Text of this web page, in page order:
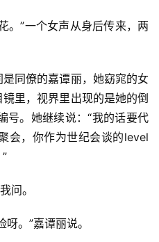
。”一个女声从身后传来，两
同僚的嘉谭丽，她窈窕的女
里，视界里出现的是她的倒
号。她继续说：“我的话要代
会，你作为世纪会谈的level
问。
。”嘉谭丽说。